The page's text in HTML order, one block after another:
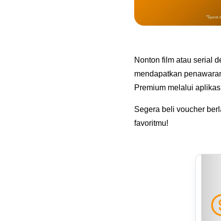
Nonton film atau serial
mendapatkan
Premium melalui
Segera beli voucher
favoritmu!